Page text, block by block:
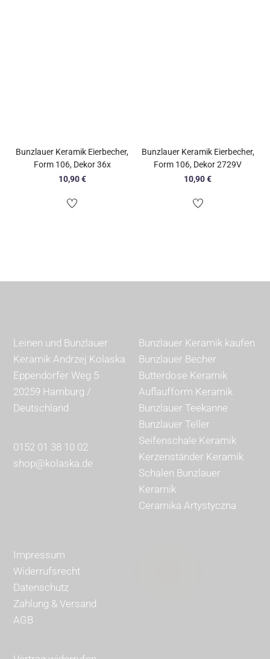
Bunzlauer Keramik Eierbecher,
Form 106, Dekor 36x
10,90€
Bunzlauer Keramik Eierbecher,
Form 106, Dekor 2729V
10,90€
Leinen und Bunzlauer
Keramik Andrzej Kolaska
Eppendorfer Weg 5
20259 Hamburg /
Deutschland
0152 01 38 10 02
shop@kolaska.de
Bunzlauer Keramik kaufen
Bunzlauer Becher
Butterdose Keramik
Auflaufform Keramik
Bunzlauer Teekanne
Bunzlauer Teller
Seifenschale Keramik
Kerzenständer Keramik
Schalen Bunzlauer
Keramik
Ceramika Artystyczna
Impressum
Widerrufsrecht
Datenschutz
Zahlung & Versand
AGB